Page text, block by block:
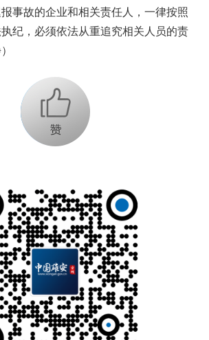
事故的企业和相关责任人，一律按照
纪，必须依法从重追究相关人员的责
+1